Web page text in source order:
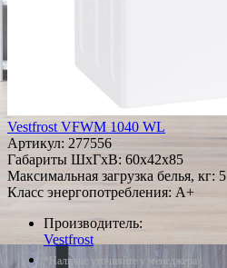
Vestfrost VFWM 1040 WL
Артикул: 277556
Габариты ШxГxВ: 60x42x85
Максимальная загрузка белья, кг: 5
Класс энергопотребления: A+
Производитель:
Vestfrost
*Наличие уточняйте у менеджера